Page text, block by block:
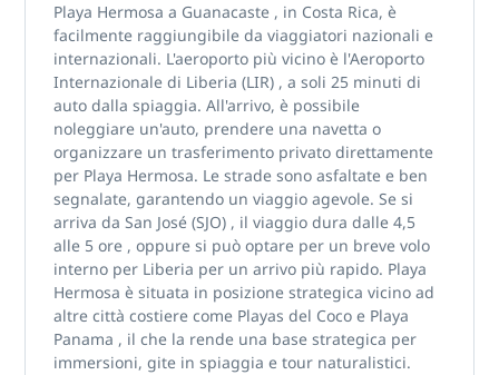
Playa Hermosa a Guanacaste , in Costa Rica, è
facilmente raggiungibile da viaggiatori nazionali e
internazionali. L'aeroporto più vicino è l'Aeroporto
Internazionale di Liberia (LIR) , a soli25 minuti di
auto dalla spiaggia. All'arrivo, è possibile
noleggiare un'auto, prendere una navetta o
organizzare un trasferimento privato direttamente
per Playa Hermosa. Le strade sono asfaltate e ben
segnalate, garantendo un viaggio agevole. Se si
arriva daSan José (SJO) , ilviaggio dura dalle 4,5
alle 5 ore , oppure si può optare per un breve volo
interno per Liberia per un arrivo più rapido. Playa
Hermosa è situata in posizione strategica vicino ad
altre città costiere come Playas del Coco e Playa
Panama , il che la rende una base strategica per
immersioni, gite in spiaggia e tour naturalistici.